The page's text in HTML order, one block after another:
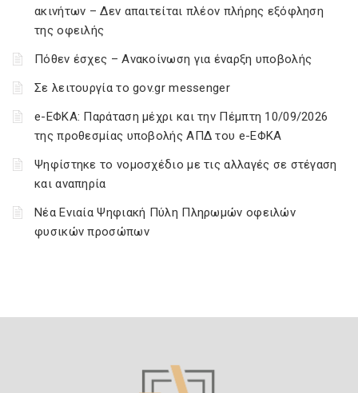
ακινήτων – Δεν απαιτείται πλέον πλήρης εξόφληση
της οφειλής
Πόθεν έσχες – Ανακοίνωση για έναρξη υποβολής
Σε λειτουργία το gov.gr messenger
e-ΕΦΚΑ: Παράταση μέχρι και την Πέμπτη 10/09/2026
της προθεσμίας υποβολής ΑΠΔ του e-ΕΦΚΑ
Ψηφίστηκε το νομοσχέδιο με τις αλλαγές σε στέγαση
και αναπηρία
Νέα Ενιαία Ψηφιακή Πύλη Πληρωμών οφειλών
φυσικών προσώπων